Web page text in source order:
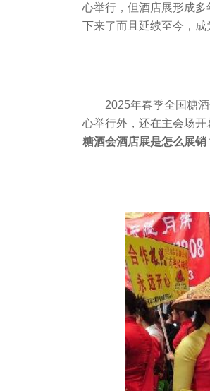
心举行，但酒店展形成
下来了而且延续至今，成
2025年春季全国糖
心举行外，还在主会场
糖酒会酒店展是怎么展销